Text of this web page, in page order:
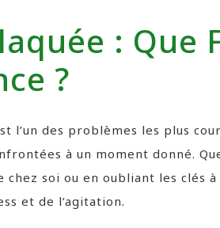
: Que
?
l’un des problèmes les plus
à un moment donné.
soi ou en oubliant les clés
et de l’agitation.